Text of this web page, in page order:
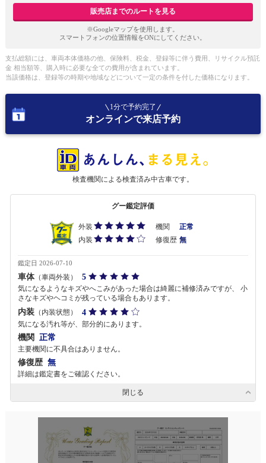
販売店までのルートを見る
※Googleマップを使用します。
スマートフォンの位置情報をONにしてください。
支払総額には、車両本体価格の他、保険料、税金、登録等に伴う費用、リサイクル預託
金 相当額等、購入時に必要な全ての費用が含まれています。
当該価格は、登録等の時期や地域などについて一定の条件を付した価格になります。
1分で予約完了
オンラインで来店予約
検査機関による検査済み中古車です。
グー鑑定評価
外装 機関
正常
内装
修復歴 無
鑑定日 2026-07-10
車体（車両外装） 5
気になるようなキズやへこみがあった場合は綺麗に補修済みですが、 小
さなキズやヘコミが残っている場合もあります。
内装 （内装状態） 4
気になる汚れ等が、部分的にあります。
機関 正常
主要機関に不具合はありません。
修復歴 無
詳細は鑑定書をご確認ください。
閉じる